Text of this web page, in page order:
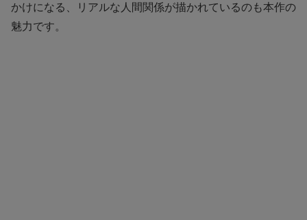
かけになる、リアルな人間関係が描かれているのも本作の
魅力です。